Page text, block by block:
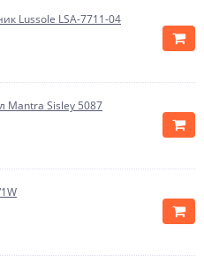
Lussole LSA-7711-04
Mantra Sisley 5087